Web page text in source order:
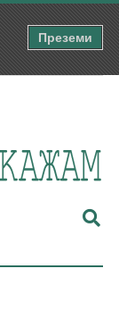
Преземи